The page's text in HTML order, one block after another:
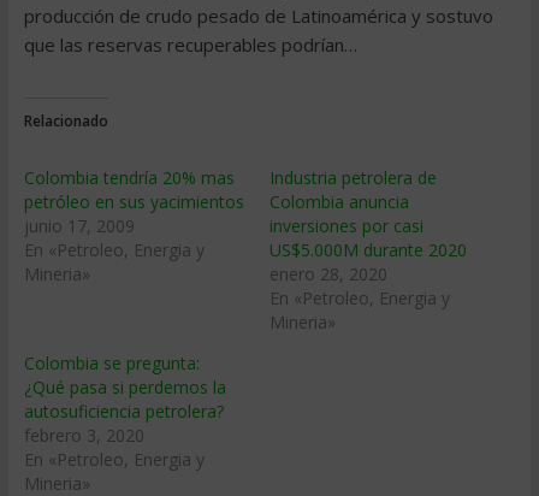
producción de crudo pesado de Latinoamérica y sostuvo
que las reservas recuperables podrí­an…
Relacionado
Colombia tendrí­a 20% mas
petróleo en sus yacimientos
junio 17, 2009
En «Petroleo, Energia y
Mineria»
Industria petrolera de
Colombia anuncia
inversiones por casi
US$5.000M durante 2020
enero 28, 2020
En «Petroleo, Energia y
Mineria»
Colombia se pregunta:
¿Qué pasa si perdemos la
autosuficiencia petrolera?
febrero 3, 2020
En «Petroleo, Energia y
Mineria»